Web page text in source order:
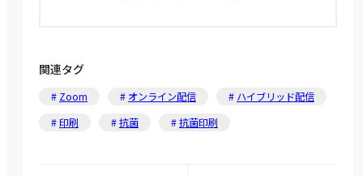
関連タグ
Zoom オンライン配信
ハイブリッド配信
印刷
抗菌 抗菌印刷